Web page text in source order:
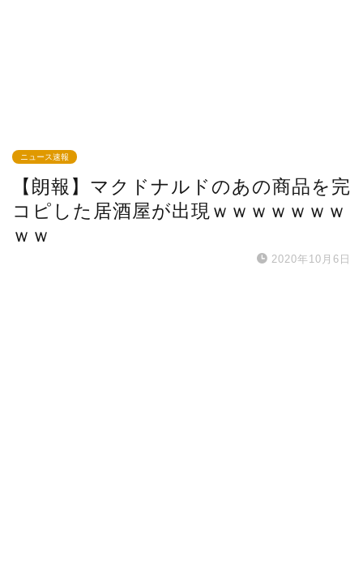
ニュース速報
【朗報】マクドナルドのあの商品を完
コピした居酒屋が出現ｗｗｗｗｗｗｗ
ｗｗ
2020年10月6日